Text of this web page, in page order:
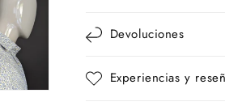
Devoluciones
Experiencias y